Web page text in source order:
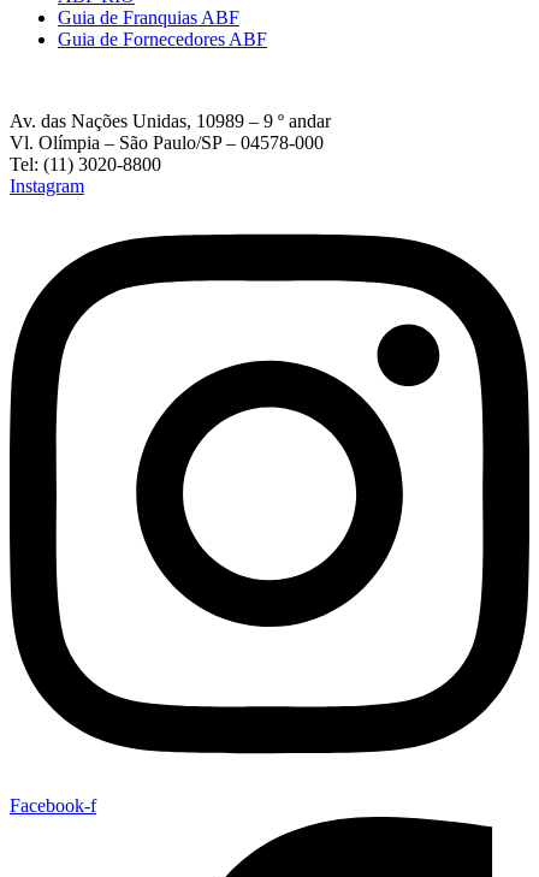
Guia de Franquias ABF
Guia de Fornecedores ABF
Av. das Nações Unidas, 10989 – 9 º andar
Vl. Olímpia – São Paulo/SP – 04578-000
Tel: (11) 3020-8800
Instagram
Facebook-f